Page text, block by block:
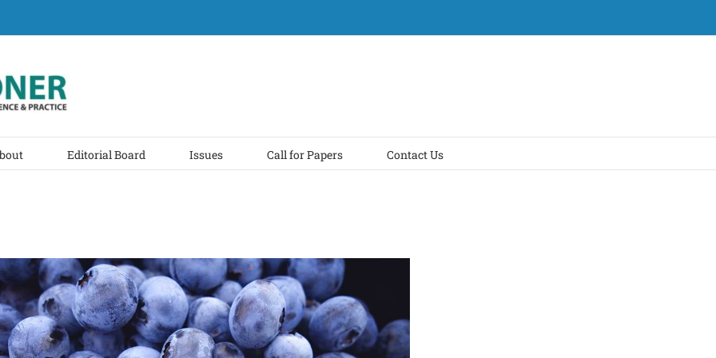
Editorial Board Issues Call for Papers Contact Us